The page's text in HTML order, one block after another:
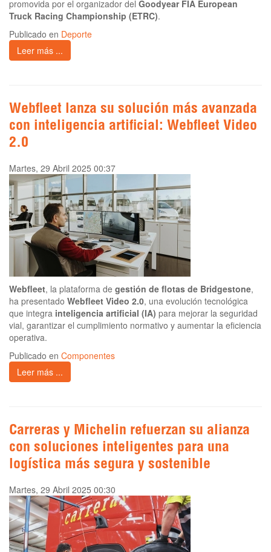
promovida por el organizador del Goodyear FIA European
Truck Racing Championship (ETRC).
Publicado en Deporte
Leer más ...
Webfleet lanza su solución más avanzada
con inteligencia artificial: Webfleet Video
2.0
Martes, 29 Abril 2025 00:37
Webfleet, la plataforma de gestión de flotas de Bridgestone,
ha presentado Webfleet Video 2.0, una evolución tecnológica
que integra inteligencia artificial (IA) para mejorar la seguridad
vial, garantizar el cumplimiento normativo y aumentar la eficiencia
operativa.
Publicado en Componentes
Leer más ...
Carreras y Michelin refuerzan su alianza
con soluciones inteligentes para una
logística más segura y sostenible
Martes, 29 Abril 2025 00:30